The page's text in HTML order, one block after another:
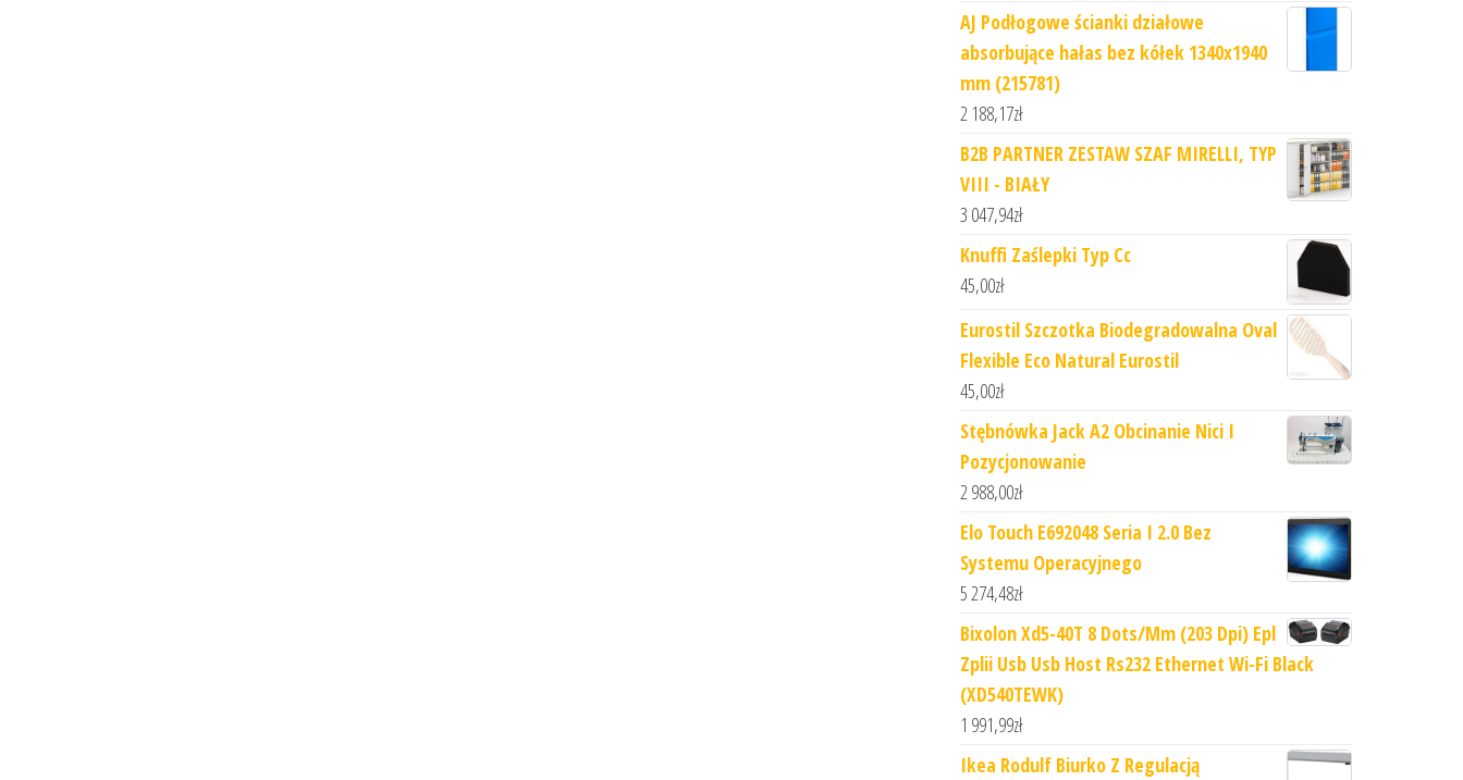
AJ Podłogowe ścianki działowe
absorbujące hałas bez kółek 1340x1940
mm (215781)
2 188,17zł
B2B PARTNER ZESTAW SZAF MIRELLI, TYP
VIII - BIAŁY
3 047,94zł
Knuffi Zaślepki Typ Cc
45,00zł
Eurostil Szczotka Biodegradowalna Oval
Flexible Eco Natural Eurostil
45,00zł
Stębnówka Jack A2 Obcinanie Nici I
Pozycjonowanie
2 988,00zł
Elo Touch E692048 Seria I 2.0 Bez
Systemu Operacyjnego
5 274,48zł
Bixolon Xd5-40T 8 Dots/Mm (203 Dpi) Epl
Zplii Usb Usb Host Rs232 Ethernet Wi-Fi Black
(XD540TEWK)
1 991,99zł
Ikea Rodulf Biurko Z Regulacją